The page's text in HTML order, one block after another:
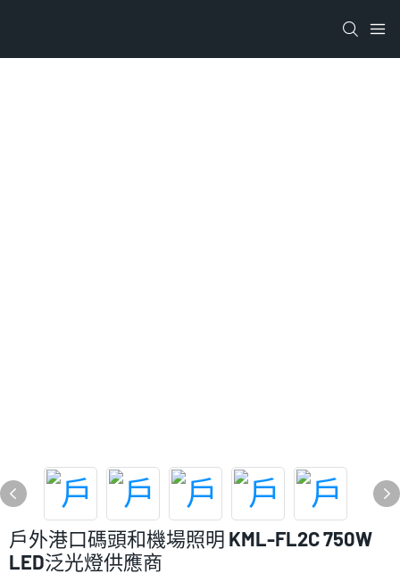
戶外港口碼頭和機場照明 KML-FL2C 750W
LED泛光燈供應商